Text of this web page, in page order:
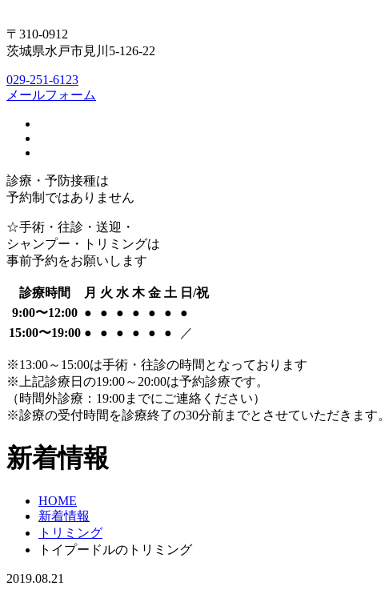
〒310-0912
茨城県水戸市見川5-126-22
029-251-6123
メールフォーム
診療・予防接種は
予約制ではありません
☆手術・往診・送迎・
シャンプー・トリミングは
事前予約をお願いします
診療時間 月 火 水 木 金 土 日/祝
9:00〜12:00 ● ● ● ● ● ●
●
15:00〜19:00 ● ● ● ● ● ● ／
※13:00～15:00は手術・往診の時間となっております
※上記診療日の19:00～20:00は予約診療です。
（時間外診療：19:00までにご連絡ください）
※診療の受付時間を診療終了の30分前までとさせていただきます。
新着情報
HOME
新着情報
トリミング
トイプードルのトリミング
2019.08.21